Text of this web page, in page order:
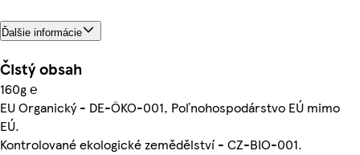
Ďalšie informácie
Čistý obsah
160g ℮
EU Organický - DE-ÖKO-001, Poľnohospodárstvo EÚ mimo
EÚ.
Kontrolované ekologické zemědělství - CZ-BIO-001.